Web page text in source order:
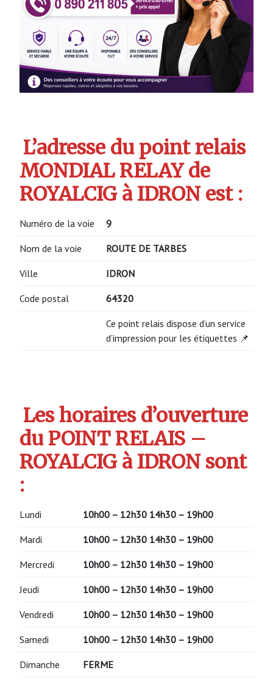
L’adresse du point relais
MONDIAL RELAY de
ROYALCIG à IDRON est :
Numéro de la voie 9
Nom de la voie ROUTE DE TARBES
Ville IDRON
Code postal 64320
Ce point relais dispose d’un service
d’impression pour les étiquettes 📌
Les horaires d’ouverture
du POINT RELAIS –
ROYALCIG à IDRON sont
:
Lundi 10h00 – 12h30 14h30 – 19h00
Mardi 10h00 – 12h30 14h30 – 19h00
Mercredi 10h00 – 12h30 14h30 – 19h00
Jeudi 10h00 – 12h30 14h30 – 19h00
Vendredi 10h00 – 12h30 14h30 – 19h00
Samedi 10h00 – 12h30 14h30 – 19h00
Dimanche FERME